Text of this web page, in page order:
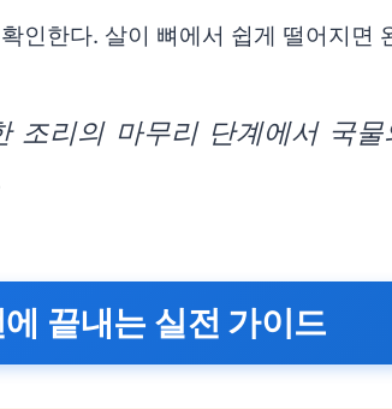
인한다. 살이 뼈에서 쉽게 떨어지면
조리의 마무리 단계에서 국
끝내는 실전 가이드